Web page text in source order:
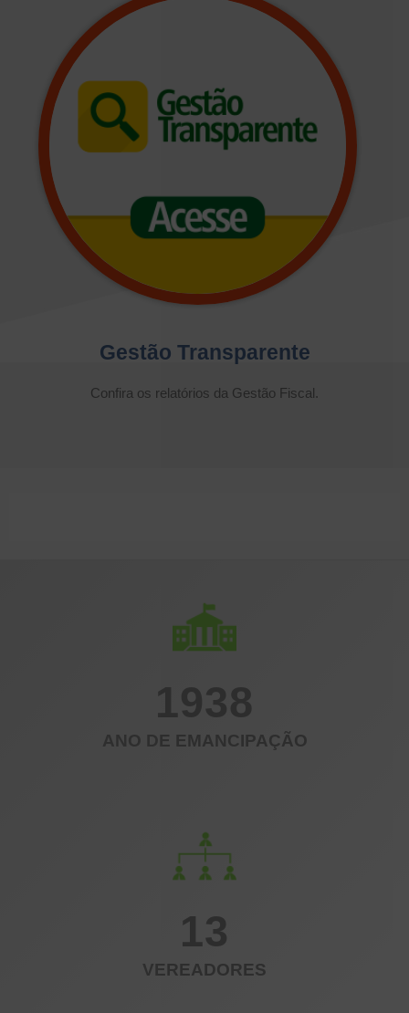
Gestão Transparente
Confira os relatórios da Gestão Fiscal.
1938
ANO DE EMANCIPAÇÃO
13
VEREADORES